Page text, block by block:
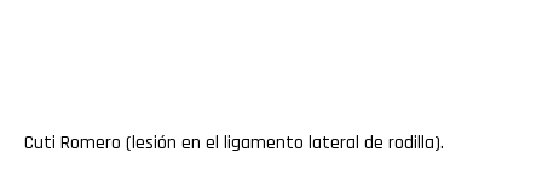
Cuti Romero (lesión en el ligamento lateral de rodilla).